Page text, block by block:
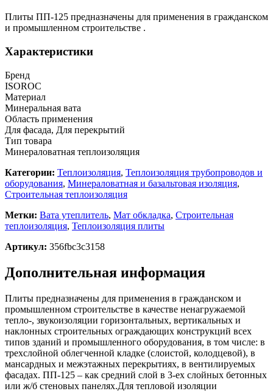
Плиты ПП-125 предназначены для применения в гражданском
и промышленном строительстве .
Характеристики
Бренд
ISOROC
Материал
Минеральная вата
Область применения
Для фасада, Для перекрытий
Тип товара
Минераловатная теплоизоляция
Категории: Теплоизоляция, Теплоизоляция трубопроводов и
оборудования, Минераловатная и базальтовая изоляция,
Строительная теплоизоляция
Метки: Вата утеплитель, Мат обкладка, Строительная
теплоизоляция, Теплоизоляция плиты
Артикул: 356fbc3c3158
Дополнительная информация
Плиты предназначены для применения в гражданском и
промышленном строительстве в качестве ненагружаемой
тепло-, звукоизоляции горизонтальных, вертикальных и
наклонных строительных ограждающих конструкций всех
типов зданий и промышленного оборудования, в том числе: в
трехслойной облегченной кладке (слоистой, колодцевой), в
мансардных и межэтажных перекрытиях, в вентилируемых
фасадах. ПП-125 – как средний слой в 3-ех слойных бетонных
или ж/б стеновых панелях.Для тепловой изоляции